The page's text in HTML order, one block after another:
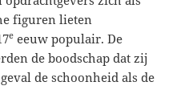
figuren lieten
e eeuw populair. De
de boodschap dat zij
de schoonheid als de